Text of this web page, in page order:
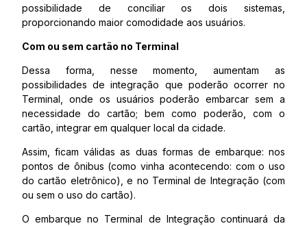
possibilidade de conciliar os dois sistemas,
proporcionando maior comodidade aos usuários.
Com ou sem cartão no Terminal
Dessa forma, nesse momento, aumentam as
possibilidades de integração que poderão ocorrer no
Terminal, onde os usuários poderão embarcar sem a
necessidade do cartão; bem como poderão, com o
cartão, integrar em qualquer local da cidade.
Assim, ficam válidas as duas formas de embarque: nos
pontos de ônibus (como vinha acontecendo: com o uso
do cartão eletrônico), e no Terminal de Integração (com
ou sem o uso do cartão).
O embarque no Terminal de Integração continuará da